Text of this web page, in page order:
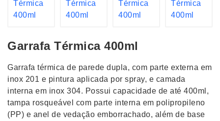
Garrafa Térmica 400ml
Garrafa térmica de parede dupla, com parte externa em
inox 201 e pintura aplicada por spray, e camada
interna em inox 304. Possui capacidade de até 400ml,
tampa rosqueável com parte interna em polipropileno
(PP) e anel de vedação emborrachado, além de base